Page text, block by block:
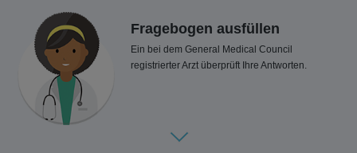
Fragebogen ausfüllen
Ein bei dem General Medical Council
registrierter Arzt überprüft Ihre Antworten.